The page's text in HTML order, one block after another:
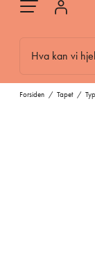
Hva kan vi
Forsiden / Tapet /